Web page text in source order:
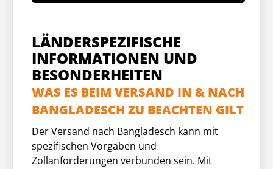
LÄNDERSPEZIFISCHE
INFORMATIONEN UND
BESONDERHEITEN
WAS ES BEIM VERSAND IN & NACH
BANGLADESCH ZU BEACHTEN GILT
Der Versand nach Bangladesch kann mit
spezifischen Vorgaben und
Zollanforderungen verbunden sein. Mit